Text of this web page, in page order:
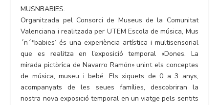
MUSNBABIES:
Organitzada pel Consorci de Museus de la Comunitat
Valenciana i realitzada per UTEM Escola de música, Mus
´n´*babies’ és una experiència artística i multisensorial
que es realitza en l’exposició temporal «Dones. La
mirada pictòrica de Navarro Ramón» unint els conceptes
de música, museu i bebé. Els xiquets de 0 a 3 anys,
acompanyats de les seues famílies, descobriran la
nostra nova exposició temporal en un viatge pels sentits